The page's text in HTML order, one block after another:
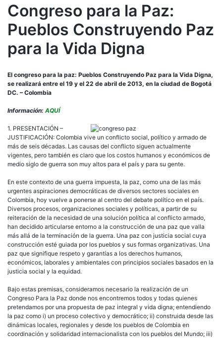
Congreso para la Paz:
Pueblos Construyendo Paz
para la Vida Digna
El congreso para la paz: Pueblos Construyendo Paz para la Vida Digna,
se realizará entre el 19 y el 22 de abril de 2013, en la ciudad de Bogotá
DC. – Colombia
Información: AQUÍ
1. PRESENTACIÓN –
JUSTIFICACIÓN: Colombia vive un conflicto social, político y armado de
más de seis décadas. Las causas del conflicto siguen actualmente
vigentes, pero también es claro que los costos humanos y económicos de
medio siglo de guerra son muy altos para el país y para su gente.
En este contexto de una guerra impuesta, la paz, como una de las más
urgentes aspiraciones democráticas de diversos sectores sociales en
Colombia, hoy vuelve a ponerse al centro del debate político en el país.
Diversos procesos, organizaciones sociales y políticas, a partir de su
reiteración de la necesidad de una solución política al conflicto armado,
han decidido articularse entorno a la construcción de una paz que valla
más allá de la terminación de la guerra. Una paz con justicia social cuya
construcción esté guiada por los pueblos y sus formas organizativas. Una
paz que signifique respeto y garantías a los derechos humanos,
económicos, laborales y ambientales con principios sociales basados en la
justicia social y la equidad.
Bajo estas premisas, consideramos necesario la realización de un
Congreso Para la Paz donde nos encontremos todos y todas quienes
pretendamos por una propuesta de paz integral y vida digna; entendiendo
la paz como i) un proceso colectivo y democrático; ii) construida desde las
dinámicas locales, regionales y desde los pueblos de Colombia en
coordinación y solidaridad internacionalista con los pueblos del Mundo; iii)